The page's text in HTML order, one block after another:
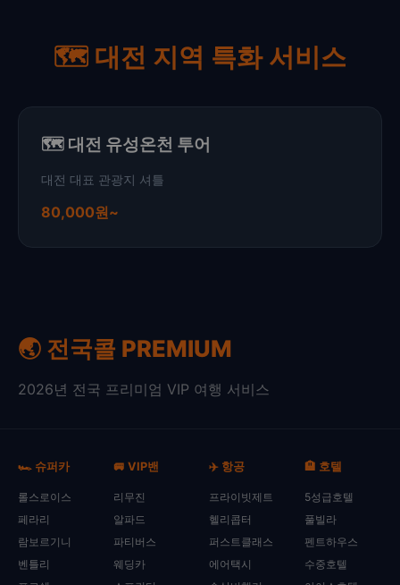
🗺️ 대전 지역 특화 서비스
🗺️ 대전 유성온천 투어
대전 대표 관광지 셔틀
80,000원~
🌏 전국콜 PREMIUM
2026년 전국 프리미엄 VIP 여행 서비스
🏎️ 슈퍼카
롤스로이스
페라리
람보르기니
벤틀리
🚐 VIP밴
리무진
알파드
파티버스
웨딩카
✈️ 항공
프라이빗제트
헬리콥터
퍼스트클래스
에어택시
🏨 호텔
5성급호텔
풀빌라
펜트하우스
수중호텔